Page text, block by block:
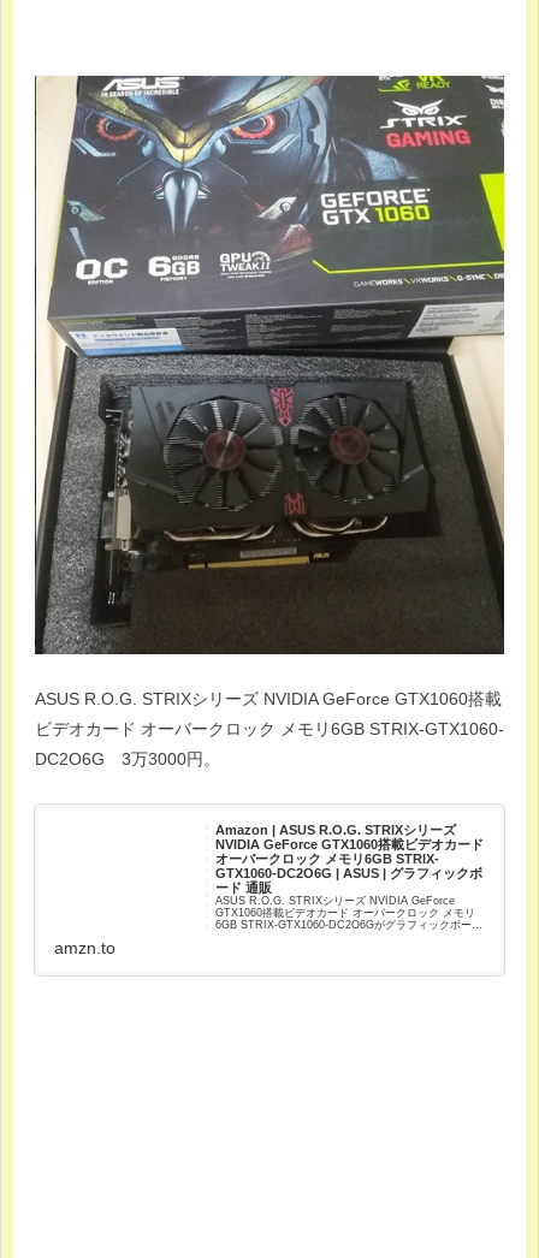
ASUS R.O.G. STRIXシリーズ NVIDIA GeForce GTX1060搭載
ビデオカード オーバークロック メモリ6GB STRIX-GTX1060-
DC2O6G 3万3000円。
Amazon | ASUS R.O.G. STRIXシリーズ
NVIDIA GeForce GTX1060搭載ビデオカード
オーバークロック メモリ6GB STRIX-
GTX1060-DC2O6G | ASUS | グラフィックボ
ード 通販
ASUS R.O.G. STRIXシリーズ NVIDIA GeForce
GTX1060搭載ビデオカード オーバークロック メモリ
6GB STRIX-GTX1060-DC2O6Gがグラフィックボード
amzn.to